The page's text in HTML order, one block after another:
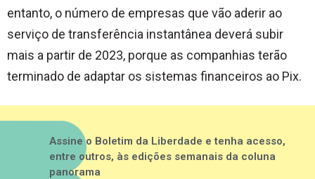
entanto, o número de empresas que vão aderir ao
serviço de transferência instantânea deverá subir
mais a partir de 2023, porque as companhias terão
terminado de adaptar os sistemas financeiros ao Pix.
Assine o Boletim da Liberdade e tenha acesso,
entre outros, às edições semanais da coluna
panorama